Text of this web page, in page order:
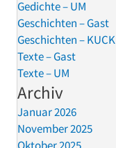
Gedichte – UM
Geschichten – Gast
Geschichten – KUCK
Texte – Gast
Texte – UM
Archiv
Januar 2026
November 2025